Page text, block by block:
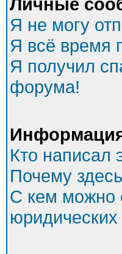
Я не могу
Я всё время
Я получил
форума!
Кто написал
Почему
С кем можно